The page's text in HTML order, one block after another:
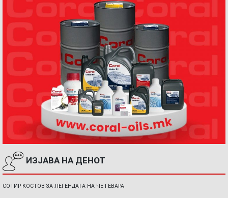
ИЗЈАВА НА ДЕНОТ
СОТИР КОСТОВ ЗА ЛЕГЕНДАТА НА ЧЕ ГЕВАРА